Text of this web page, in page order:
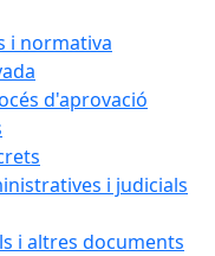
i normativa
d'aprovació
i judicials
i altres documents